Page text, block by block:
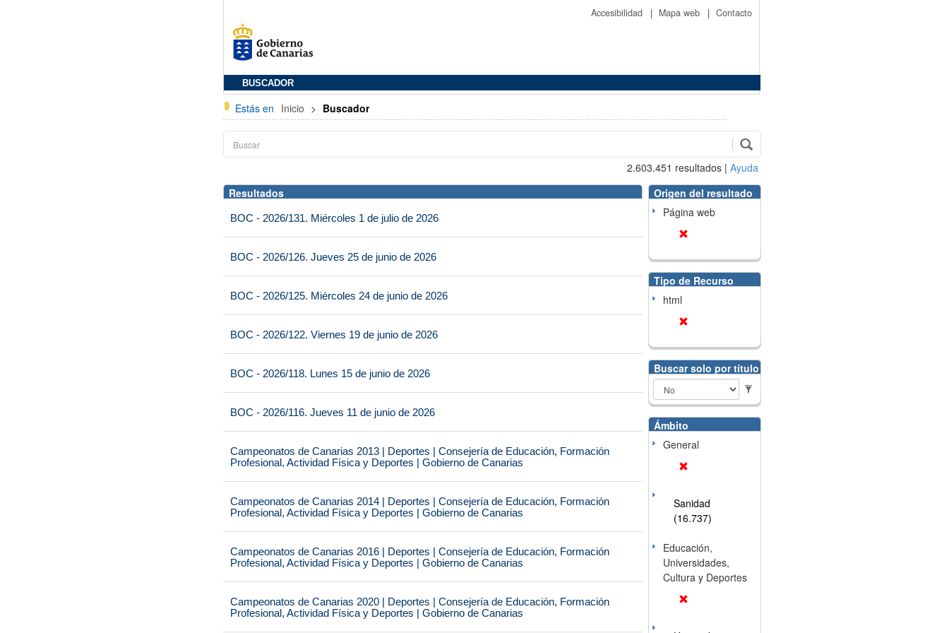
Accesibilidad | Mapa web | Contacto
BUSCADOR
Estás en Inicio > Buscador
2.603.451 resultados | Ayuda
Resultados
BOC - 2026/131. Miércoles 1 de julio de 2026
BOC - 2026/126. Jueves 25 de junio de 2026
BOC - 2026/125. Miércoles 24 de junio de 2026
BOC - 2026/122. Viernes 19 de junio de 2026
BOC - 2026/118. Lunes 15 de junio de 2026
BOC - 2026/116. Jueves 11 de junio de 2026
Campeonatos de Canarias 2013 | Deportes | Consejería de Educación, Formación
Profesional, Actividad Física y Deportes | Gobierno de Canarias
Campeonatos de Canarias 2014 | Deportes | Consejería de Educación, Formación
Profesional, Actividad Física y Deportes | Gobierno de Canarias
Campeonatos de Canarias 2016 | Deportes | Consejería de Educación, Formación
Profesional, Actividad Física y Deportes | Gobierno de Canarias
Campeonatos de Canarias 2020 | Deportes | Consejería de Educación, Formación
Profesional, Actividad Física y Deportes | Gobierno de Canarias
Origen del resultado
Página web
Tipo de Recurso
html
Buscar solo por título
Ámbito
General
Sanidad
(16.737)
Educación,
Universidades,
Cultura y Deportes